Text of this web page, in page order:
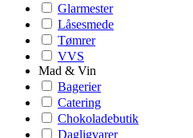
Glarmester
Låsesmede
Tømrer
VVS
Mad & Vin
Bagerier
Catering
Chokoladebutik
Dagligvarer